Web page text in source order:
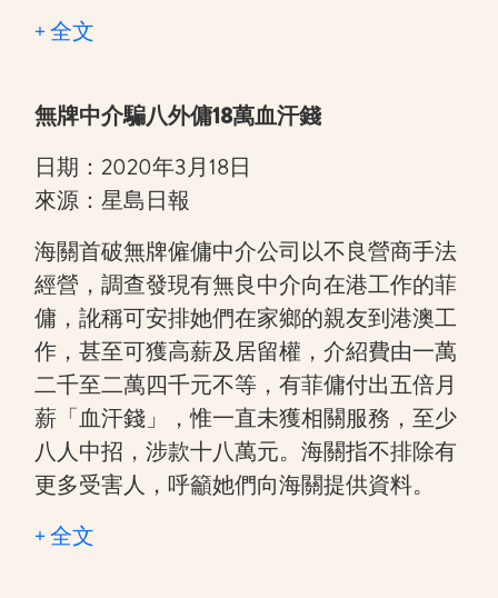
+ 全文
無牌中介騙八外傭18萬血汗錢
日期：2020年3月18日
來源：星島日報
海關首破無牌僱傭中介公司以不良營商手法
經營，調查發現有無良中介向在港工作的菲
傭，訛稱可安排她們在家鄉的親友到港澳工
作，甚至可獲高薪及居留權，介紹費由一萬
二千至二萬四千元不等，有菲傭付出五倍月
薪「血汗錢」，惟一直未獲相關服務，至少
八人中招，涉款十八萬元。海關指不排除有
更多受害人，呼籲她們向海關提供資料。
+ 全文